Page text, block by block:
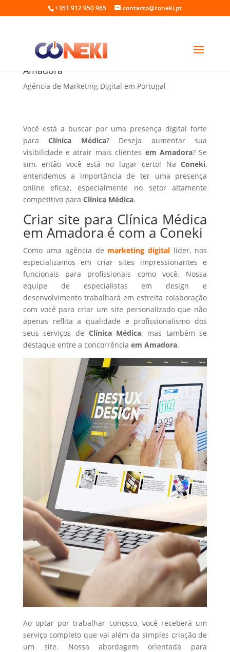
+351 912 950 965 contacto@coneki.pt
Criar site para Clínica Médica em
Amadora
Agência de Marketing Digital em Portugal
Você está a buscar por uma presença digital forte
paraClínica Médica? Deseja aumentar sua
visibilidade e atrair mais clientes em Amadora? Se
sim, então você está no lugar certo! NaConeki,
entendemos a importância de ter uma presença
online eficaz, especialmente no setor altamente
competitivo para Clínica Médica.
Criar site para Clínica Médica
em Amadora é com a Coneki
Como uma agência de marketing digital líder, nos
especializamos em criar sites impressionantes e
funcionais para profissionais como você. Nossa
equipe de especialistas em design e
desenvolvimento trabalhará em estreita colaboração
com você para criar um site personalizado que não
apenas reflita a qualidade e profissionalismo dos
seus serviços de Clínica Médica, mas também se
destaque entre a concorrência em Amadora.
Ao optar por trabalhar conosco, você receberá um
serviço completo que vai além da simples criação de
um site. Nossa abordagem orientada para